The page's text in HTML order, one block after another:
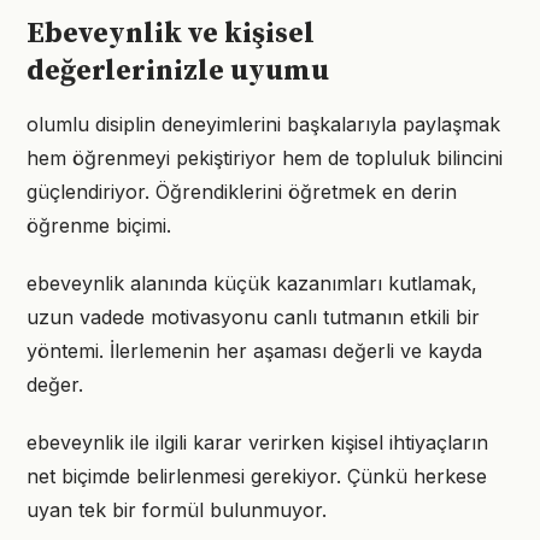
Ebeveynlik ve kişisel
değerlerinizle uyumu
olumlu disiplin deneyimlerini başkalarıyla paylaşmak
hem öğrenmeyi pekiştiriyor hem de topluluk bilincini
güçlendiriyor. Öğrendiklerini öğretmek en derin
öğrenme biçimi.
ebeveynlik alanında küçük kazanımları kutlamak,
uzun vadede motivasyonu canlı tutmanın etkili bir
yöntemi. İlerlemenin her aşaması değerli ve kayda
değer.
ebeveynlik ile ilgili karar verirken kişisel ihtiyaçların
net biçimde belirlenmesi gerekiyor. Çünkü herkese
uyan tek bir formül bulunmuyor.